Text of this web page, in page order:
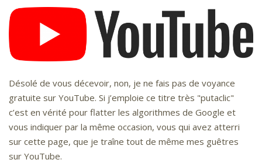
Désolé de vous décevoir, non, je ne fais pas de voyance
gratuite sur YouTube. Si j’emploie ce titre très "putaclic"
c’est en vérité pour flatter les algorithmes de Google et
vous indiquer par la même occasion, vous qui avez atterri
sur cette page, que je traîne tout de même mes guêtres
sur YouTube.